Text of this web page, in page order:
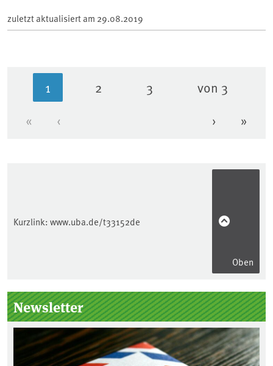
zuletzt aktualisiert am 29.08.2019
Erste Seite
« Vorherige Seite
‹
Aktuelle Seite
1 Seite
2 Seite
3 von 3
Nächste
› »
Kurzlink: www.uba.de/t33152de
Oben
Seitenleiste
Newsletter